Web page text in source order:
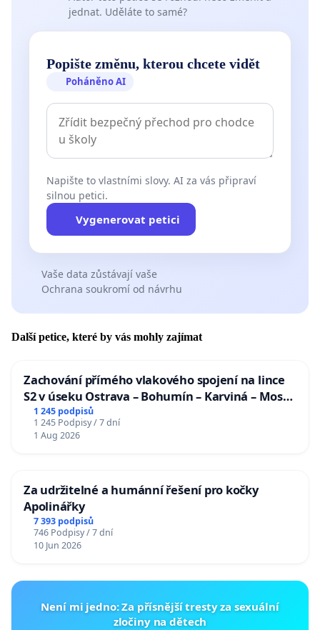
jednat. Uděláte to samé?
Popište změnu, kterou chcete vidět
Poháněno AI
Napište to vlastními slovy. AI za vás připraví
silnou petici.
Vygenerovat petici
Vaše data zůstávají vaše
Ochrana soukromí od návrhu
Další petice, které by vás mohly zajímat
Zachování přímého vlakového spojení na lince
S2 v úseku Ostrava – Bohumín – Karviná – Mosty
u Jablunkova
1 245 podpisů
1 245 Podpisy / 7 dní
1 Aug 2026
Za udržitelné a humánní řešení pro kočky
Apolinářky
7 393 podpisů
746 Podpisy / 7 dní
10 Jun 2026
Není mi jedno: Za přísnější tresty za sexuální
zločiny na dětech